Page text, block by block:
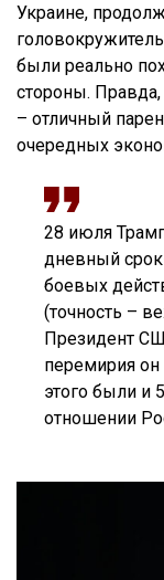
Украине,
были реально
стороны. Правда,
– отличный
очередных
28 июля
дневный
боевых
(точность –
Президент
перемирия
этого были и
отношении